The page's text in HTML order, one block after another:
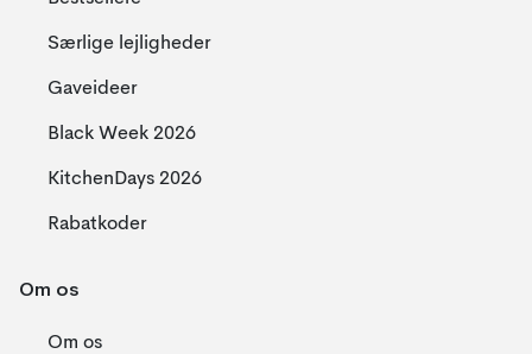
Særlige lejligheder
Gaveideer
Black Week 2026
KitchenDays 2026
Rabatkoder
Om os
Om os